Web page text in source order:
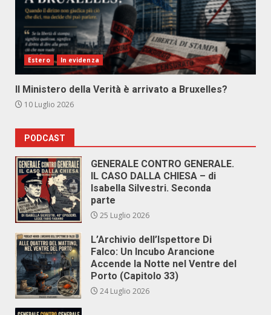
Estero In evidenza
Il Ministero della Verità è arrivato a Bruxelles?
10 Luglio 2026
PODCAST
GENERALE CONTRO GENERALE.
IL CASO DALLA CHIESA – di
Isabella Silvestri. Seconda
parte
25 Luglio 2026
L’Archivio dell’Ispettore Di
Falco: Un Incubo Arancione
Accende la Notte nel Ventre del
Porto (Capitolo 33)
24 Luglio 2026